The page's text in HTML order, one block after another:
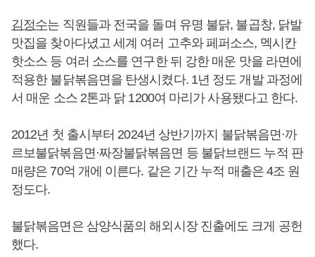
김정수는 직원들과 전국을 돌며 유명 불닭, 불곱창, 닭발
맛집을 찾아다녔고 세계 여러 고추와 페퍼소스, 멕시칸
핫소스 등 여러 소스를 연구한 뒤 강한 매운 맛을 라면에
적용한 불닭볶음면을 탄생시켰다. 1년 정도 개발 과정에
서 매운 소스 2톤과 닭 1200여 마리가 사용됐다고 한다.
2012년 첫 출시부터 2024년 상반기까지 불닭볶음면·까
르보불닭볶음면·짜장불닭볶음면 등 불닭브랜드 누적 판
매량은 70억 개에 이른다. 같은 기간 누적 매출은 4조 원
정도다.
불닭볶음면은 삼양식품의 해외시장 진출에도 크게 공헌
했다.